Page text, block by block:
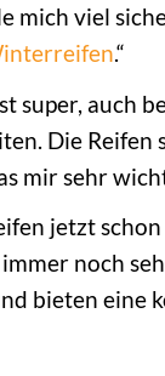
mich viel
.“
super, auch
Die Reifen
mir sehr
jetzt
noch
bieten eine